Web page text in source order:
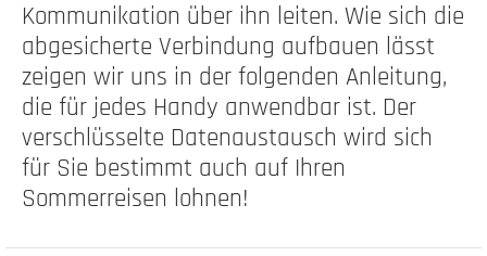
Kommunikation über ihn leiten. Wie sich die
abgesicherte Verbindung aufbauen lässt
zeigen wir uns in der folgenden Anleitung,
die für jedes Handy anwendbar ist. Der
verschlüsselte Datenaustausch wird sich
für Sie bestimmt auch auf Ihren
Sommerreisen lohnen!